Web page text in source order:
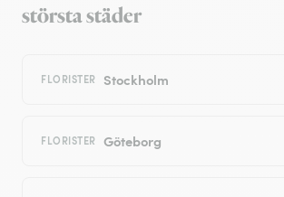
största städer
FLORISTER Stockholm
FLORISTER Göteborg